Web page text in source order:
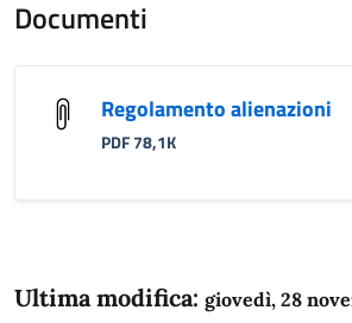
Documenti
Regolamento alienazioni
PDF 78,1K
Ultima modifica: giovedì, 28